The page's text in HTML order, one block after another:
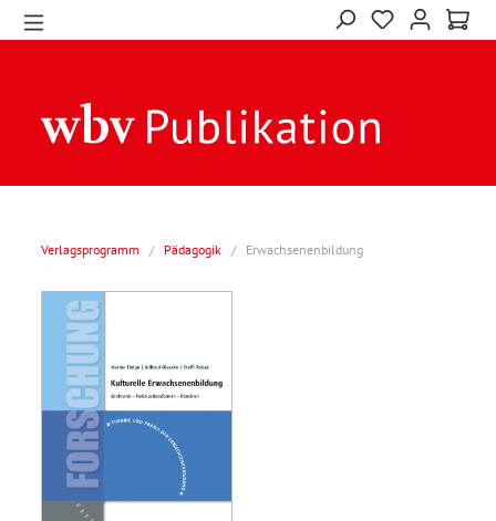
Verlagsprogramm / Pädagogik / Erwachsenenbildung